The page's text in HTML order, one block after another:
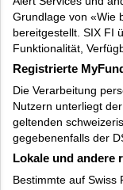
Grundlage von «Wie
bereitgestellt. SIX FI
Funktionalität,
Registrierte
Die Verarbeitung
Nutzern unterliegt
geltenden
gegebenenfalls der
Lokale und andere
Bestimmte auf Swiss